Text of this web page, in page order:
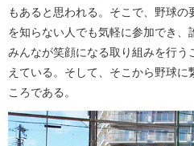
もあると思われる。そこで、野球
を知らない人でも気軽に参加でき、
みんなが笑顔になる取り組みを行
えている。そして、そこから野球に
ころである。